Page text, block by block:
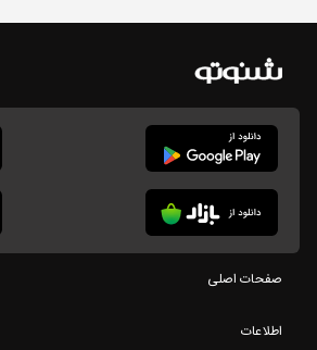
صفحات اصلی
اطلاعات